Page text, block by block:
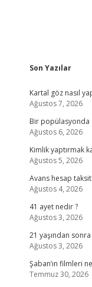
Son Yazılar
Kartal göz nasıl
Ağustos 7, 2026
Bir popülasyonda
Ağustos 6, 2026
Kimlik yaptırmak
Ağustos 5, 2026
Avans hesap
Ağustos 4, 2026
41 ayet nedir ?
Ağustos 3, 2026
21 yaşından sonra
Ağustos 3, 2026
Şaban’ın filmleri
Temmuz 30, 2026